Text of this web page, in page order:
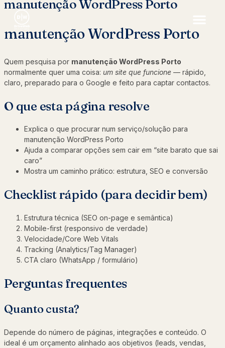
manutenção WordPress Porto
manutenção WordPress Porto
Quem pesquisa por manutenção WordPress Porto
normalmente quer uma coisa: um site que funcione — rápido,
claro, preparado para o Google e feito para captar contactos.
O que esta página resolve
Explica o que procurar num serviço/solução para
manutenção WordPress Porto
Ajuda a comparar opções sem cair em “site barato que sai
caro”
Mostra um caminho prático: estrutura, SEO e conversão
Checklist rápido (para decidir bem)
Estrutura técnica (SEO on-page e semântica)
Mobile-first (responsivo de verdade)
Velocidade/Core Web Vitals
Tracking (Analytics/Tag Manager)
CTA claro (WhatsApp / formulário)
Perguntas frequentes
Quanto custa?
Depende do número de páginas, integrações e conteúdo. O
ideal é um orçamento alinhado aos objetivos (leads, vendas,